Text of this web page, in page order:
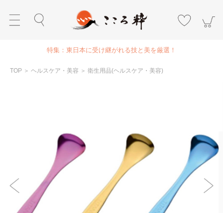
特集：東日本に受け継がれる技と美を厳選！
TOP ＞ ヘルスケア・美容 ＞ 衛生用品(ヘルスケア・美容)